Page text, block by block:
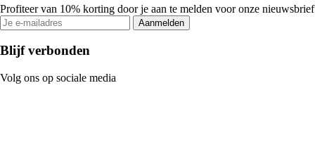
Profiteer van 10% korting door je aan te melden voor onze nieuwsbrief
Aanmelden
Blijf verbonden
Volg ons op sociale media